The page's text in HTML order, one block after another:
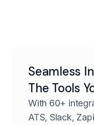
Seamless
The Tools
With 60+
ATS, Slack,